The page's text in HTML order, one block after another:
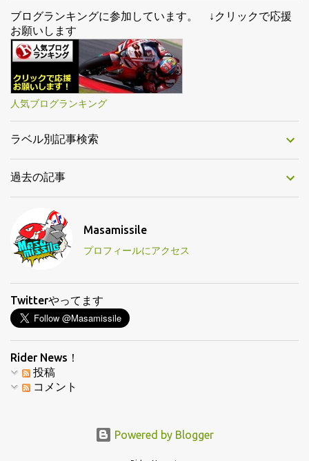
ブログランキングに参加しています。 ↓クリックで応援
お願いします
人気ブログランキング
ラベル別記事検索
過去の記事
Masamissile
プロフィールにアクセス
Twitterやってます
Rider News！
投稿
コメント
Powered by Blogger